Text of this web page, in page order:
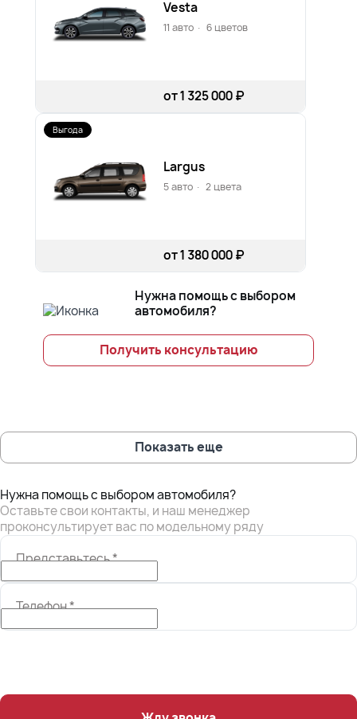
Vesta
11 авто · 6 цветов
от 1 325 000 ₽
Выгода
Largus
5 авто · 2 цвета
от 1 380 000 ₽
Нужна помощь с выбором
автомобиля?
Получить консультацию
Показать еще
Нужна помощь с выбором автомобиля?
Оставьте свои контакты, и наш менеджер
проконсультирует вас по модельному ряду
Представьтесь*
Телефон*